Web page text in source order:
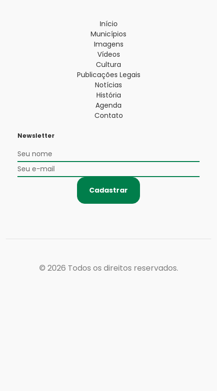
Início
Municípios
Imagens
Vídeos
Cultura
Publicações Legais
Notícias
História
Agenda
Contato
Newsletter
Cadastrar
© 2026 Todos os direitos reservados.